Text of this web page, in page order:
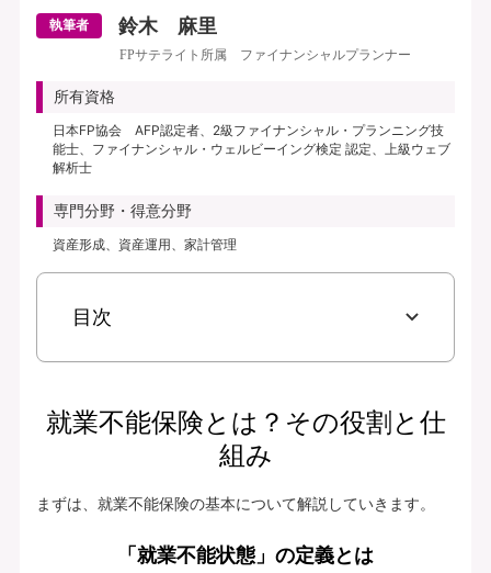
執筆者 鈴木 麻里
FPサテライト所属 ファイナンシャルプランナー
所有資格
日本FP協会 AFP認定者、2級ファイナンシャル・プランニング技
能士、ファイナンシャル・ウェルビーイング検定 認定、上級ウェブ
解析士
専門分野・得意分野
資産形成、資産運用、家計管理
目次
就業不能保険とは？その役割と仕
組み
まずは、就業不能保険の基本について解説していきます。
「就業不能状態」の定義とは